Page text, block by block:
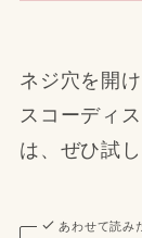
ネジ穴を開
スコーディ
は、ぜひ試
あわせて読み